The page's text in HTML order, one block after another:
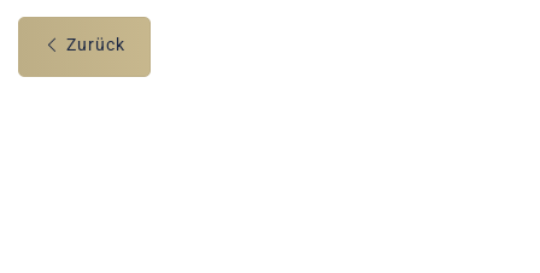
Zurück